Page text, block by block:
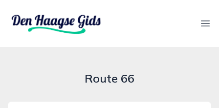
denhaagsegids.nl
Route 66